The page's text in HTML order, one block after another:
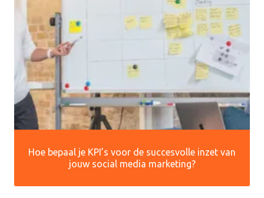
Hoe bepaal je KPI’s voor de succesvolle inzet van
jouw social media marketing?